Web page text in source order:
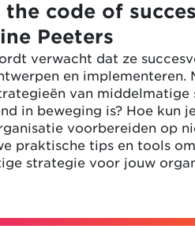
the code of
Peeters
verwacht dat ze
en implementeren.
van middelmatige
in beweging is? Hoe kun
voorbereiden op
praktische tips en tools
strategie voor jouw